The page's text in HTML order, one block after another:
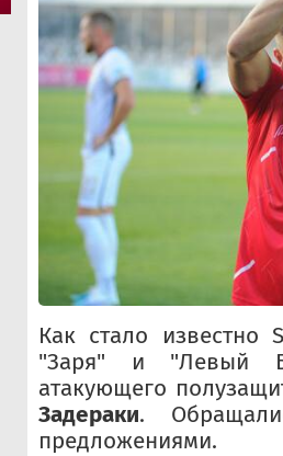
Как стало известно
"Заря" и "Левый
атакующего
Задераки.
предложениями.